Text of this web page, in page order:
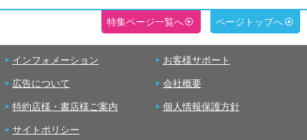
特集ページ一覧へ ページトップへ
インフォメーション お客様サポート
広告について 会社概要
特約店様・書店様ご案内 個人情報保護方針
サイトポリシー